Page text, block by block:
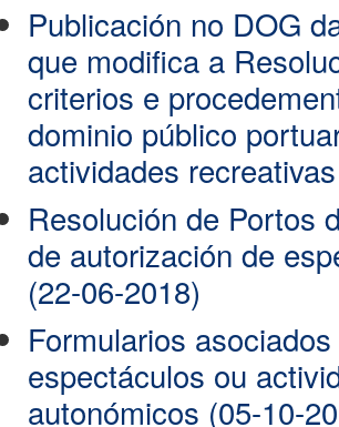
Publicación no DOG
que modifica a
criterios e
dominio público
actividades
Resolución de Portos
de autorización de
(22-06-2018)
Formularios
espectáculos ou
autonómicos (05-10-